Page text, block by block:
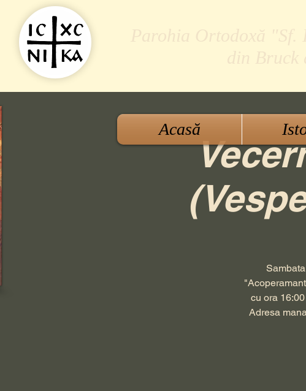
cu ora
Adresa
Acasă